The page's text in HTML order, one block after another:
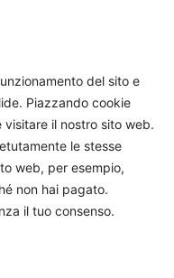
del sito e
Piazzando cookie
il nostro sito web.
le stesse
web, per esempio,
non hai pagato.
il tuo consenso.